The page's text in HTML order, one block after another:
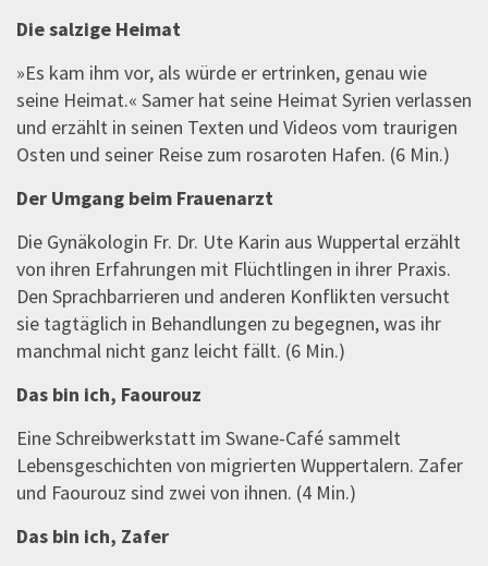
Die salzige Heimat
»Es kam ihm vor, als würde er ertrinken, genau wie
seine Heimat.« Samer hat seine Heimat Syrien verlassen
und erzählt in seinen Texten und Videos vom traurigen
Osten und seiner Reise zum rosaroten Hafen. (6 Min.)
Der Umgang beim Frauenarzt
Die Gynäkologin Fr. Dr. Ute Karin aus Wuppertal erzählt
von ihren Erfahrungen mit Flüchtlingen in ihrer Praxis.
Den Sprachbarrieren und anderen Konflikten versucht
sie tagtäglich in Behandlungen zu begegnen, was ihr
manchmal nicht ganz leicht fällt. (6 Min.)
Das bin ich, Faourouz
Eine Schreibwerkstatt im Swane-Café sammelt
Lebensgeschichten von migrierten Wuppertalern. Zafer
und Faourouz sind zwei von ihnen. (4 Min.)
Das bin ich, Zafer